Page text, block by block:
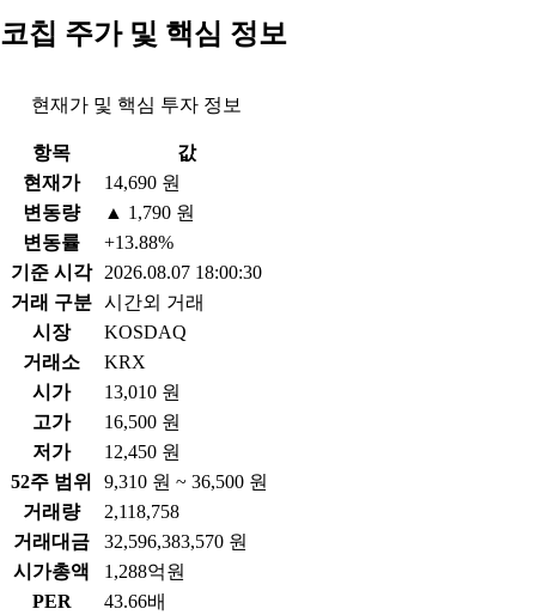
코칩 주가 및 핵심 정보
현재가 및 핵심 투자 정보
항목
값
현재가
14,690 원
변동량
▲ 1,790 원
변동률
+13.88%
기준 시각
2026.08.07 18:00:30
거래 구분 시간외 거래
시장
KOSDAQ
거래소
KRX
시가
13,010 원
고가
16,500 원
저가
12,450 원
52주 범위
9,310 원 ~ 36,500 원
거래량
2,118,758
거래대금
32,596,383,570 원
시가총액
1,288억원
PER
43.66배